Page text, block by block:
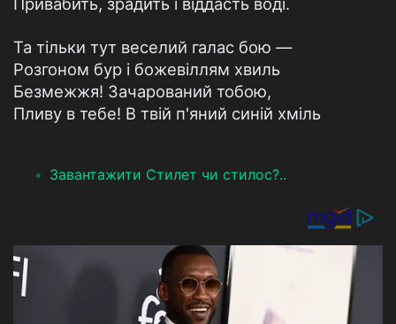
Та тільки тут веселий галас бою —
Розгоном бур і божевіллям хвиль
Безмежжя! Зачарований тобою,
Пливу в тебе! В твій п'яний синій хміль
Завантажити Стилет чи стилос?..